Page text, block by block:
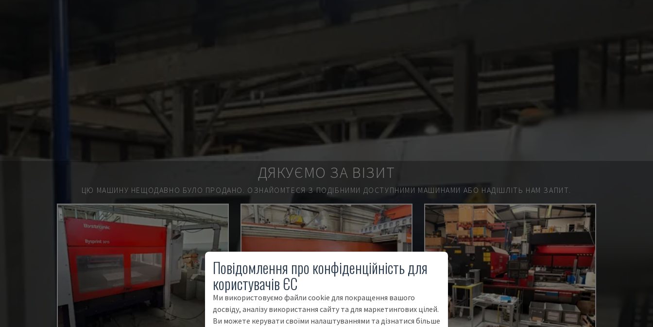
ДЯКУЄМО ЗА ВІЗИТ
ЦЮ МАШИНУ НЕЩОДАВНО БУЛО ПРОДАНО. ОЗНАЙОМТЕСЯ З ПОДІБНИМИ ДОСТУПНИМИ МАШИНАМИ АБО НАДІШЛІТЬ НАМ ЗАПИТ.
Повідомлення про конфіденційність для
користувачів ЄС
Ми використовуємо файли cookie для покращення вашого
досвіду, аналізу використання сайту та для маркетингових цілей.
Ви можете керувати своїми налаштуваннями та дізнатися більше